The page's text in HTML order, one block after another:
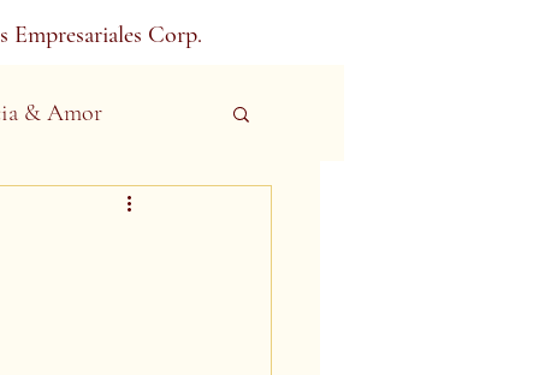
Empresariales Corp.
& Amor